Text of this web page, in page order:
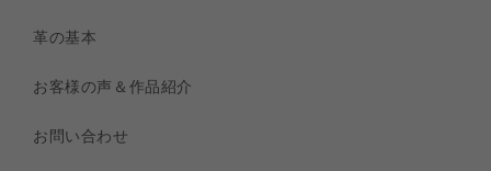
革の基本
お客様の声＆作品紹介
お問い合わせ